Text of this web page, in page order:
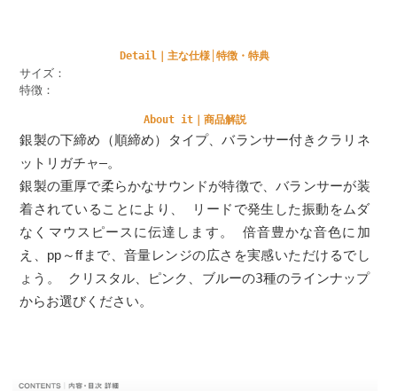
Detail｜主な仕様│特徴・特典
サイズ：
特徴：
About it｜商品解説
銀製の下締め（順締め）タイプ、バランサー付きクラリネ
ットリガチャ―。
銀製の重厚で柔らかなサウンドが特徴で、バランサーが装
着されていることにより、 リードで発生した振動をムダ
なくマウスピースに伝達します。 倍音豊かな音色に加
え、 pp～ffまで、音量レンジの広さを実感いただけるでし
ょう。 クリスタル、ピンク、ブルーの3種のラインナップ
からお選びください。